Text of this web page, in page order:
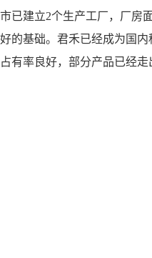
建立2个生产工厂，厂房
的基础。君禾已经成为国
有率良好，部分产品已经